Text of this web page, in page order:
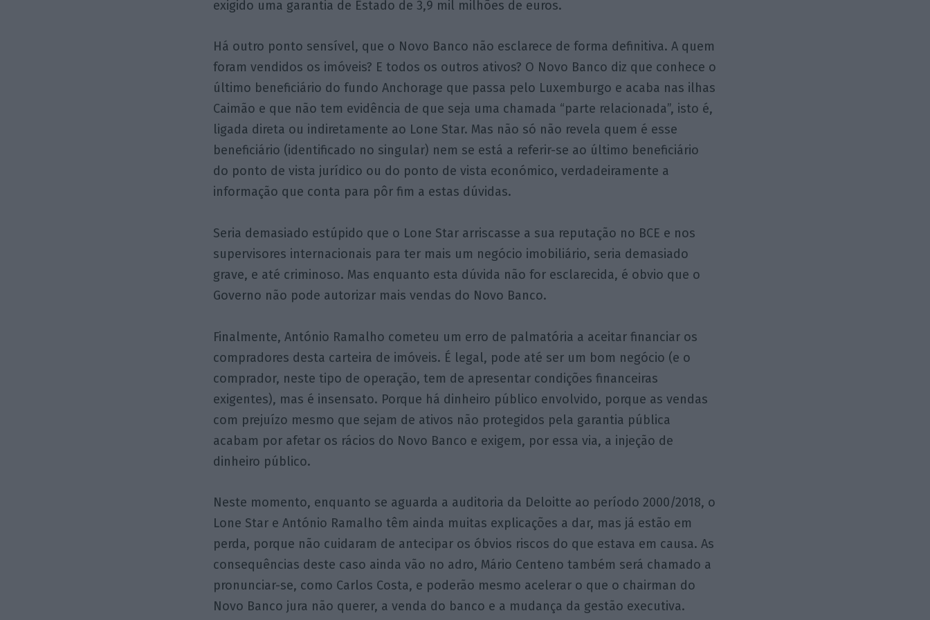
exigido uma garantia de Estado de 3,9 mil milhões de euros.
Há outro ponto sensível, que o Novo Banco não esclarece de forma definitiva. A quem
foram vendidos os imóveis? E todos os outros ativos? O Novo Banco diz que conhece o
último beneficiário do fundo Anchorage que passa pelo Luxemburgo e acaba nas ilhas
Caimão e que não tem evidência de que seja uma chamada “parte relacionada”, isto é,
ligada direta ou indiretamente ao Lone Star. Mas não só não revela quem é esse
beneficiário (identificado no singular) nem se está a referir-se ao último beneficiário
do ponto de vista jurídico ou do ponto de vista económico, verdadeiramente a
informação que conta para pôr fim a estas dúvidas.
Seria demasiado estúpido que o Lone Star arriscasse a sua reputação no BCE e nos
supervisores internacionais para ter mais um negócio imobiliário, seria demasiado
grave, e até criminoso. Mas enquanto esta dúvida não for esclarecida, é obvio que o
Governo não pode autorizar mais vendas do Novo Banco.
Finalmente, António Ramalho cometeu um erro de palmatória a aceitar financiar os
compradores desta carteira de imóveis. É legal, pode até ser um bom negócio (e o
comprador, neste tipo de operação, tem de apresentar condições financeiras
exigentes), mas é insensato. Porque há dinheiro público envolvido, porque as vendas
com prejuízo mesmo que sejam de ativos não protegidos pela garantia pública
acabam por afetar os rácios do Novo Banco e exigem, por essa via, a injeção de
dinheiro público.
Neste momento, enquanto se aguarda a auditoria da Deloitte ao período 2000/2018, o
Lone Star e António Ramalho têm ainda muitas explicações a dar, mas já estão em
perda, porque não cuidaram de antecipar os óbvios riscos do que estava em causa. As
consequências deste caso ainda vão no adro, Mário Centeno também será chamado a
pronunciar-se, como Carlos Costa, e poderão mesmo acelerar o que o chairman do
Novo Banco jura não querer, a venda do banco e a mudança da gestão executiva.